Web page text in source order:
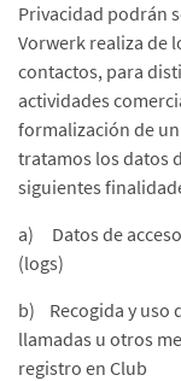
Privacidad podrán
Vorwerk realiza de
contactos, para
actividades
formalización de
tratamos los datos
siguientes
a) Datos de
(logs)
b) Recogida y uso
llamadas u otros
registro en Club